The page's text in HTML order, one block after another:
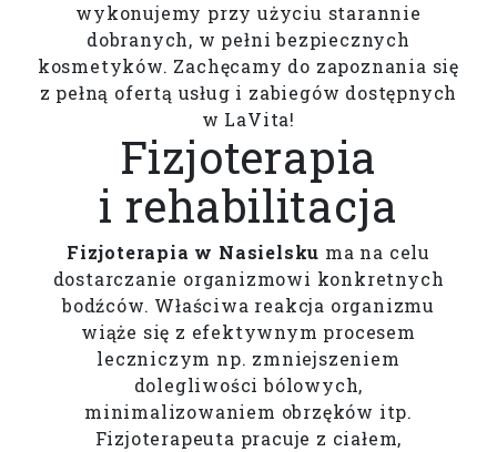
wykonujemy przy użyciu starannie
dobranych, w pełni bezpiecznych
kosmetyków. Zachęcamy do zapoznania się
z pełną ofertą usług i zabiegów dostępnych
w LaVita!
Fizjoterapia
i rehabilitacja
Fizjoterapia w Nasielsku ma na celu
dostarczanie organizmowi konkretnych
bodźców. Właściwa reakcja organizmu
wiąże się z efektywnym procesem
leczniczym np. zmniejszeniem
dolegliwości bólowych,
minimalizowaniem obrzęków itp.
Fizjoterapeuta pracuje z ciałem,